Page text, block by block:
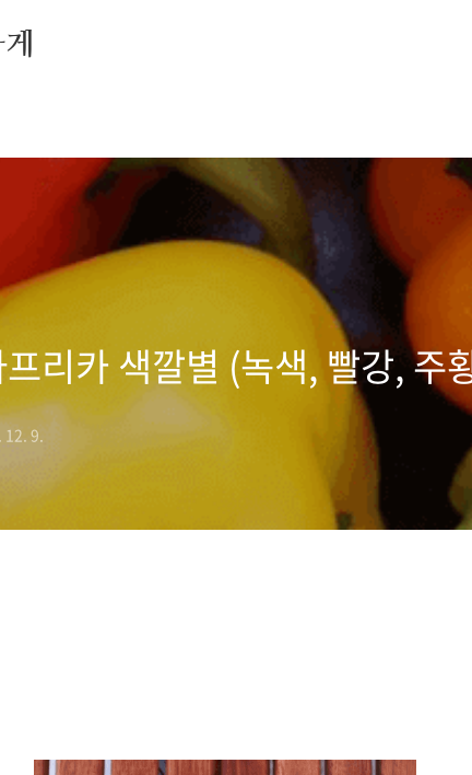
리카 색깔별 (녹색, 빨강, 주
12. 9.